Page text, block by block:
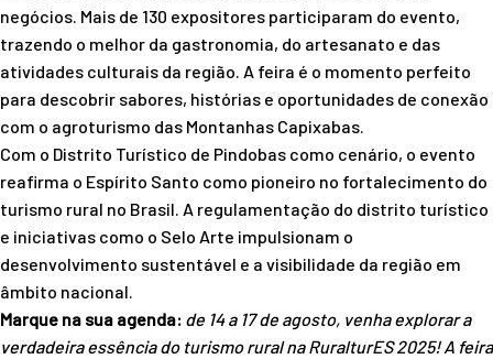
negócios. Mais de 130 expositores participaram do evento,
trazendo o melhor da gastronomia, do artesanato e das
atividades culturais da região. A feira é o momento perfeito
para descobrir sabores, histórias e oportunidades de conexão
com o agroturismo das Montanhas Capixabas.
Com o Distrito Turístico de Pindobas como cenário, o evento
reafirma o Espírito Santo como pioneiro no fortalecimento do
turismo rural no Brasil. A regulamentação do distrito turístico
e iniciativas como o Selo Arte impulsionam o
desenvolvimento sustentável e a visibilidade da região em
âmbito nacional.
Marque na sua agenda: de 14 a 17 de agosto, venha explorar a
verdadeira essência do turismo rural na RuralturES 2025! A feira